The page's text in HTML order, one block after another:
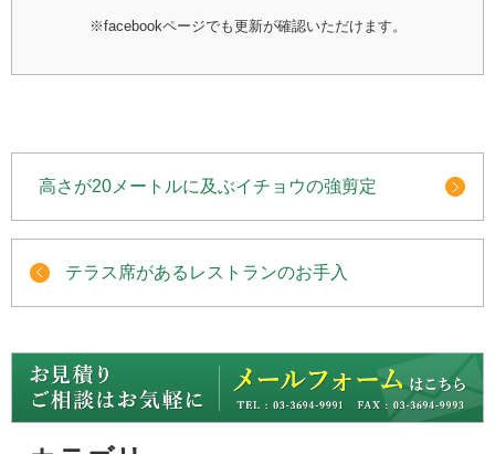
※facebookページでも更新が確認いただけます。
高さが20メートルに及ぶイチョウの強剪定
テラス席があるレストランのお手入